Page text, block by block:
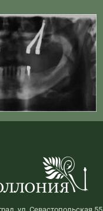
ул. Севастопольская 55